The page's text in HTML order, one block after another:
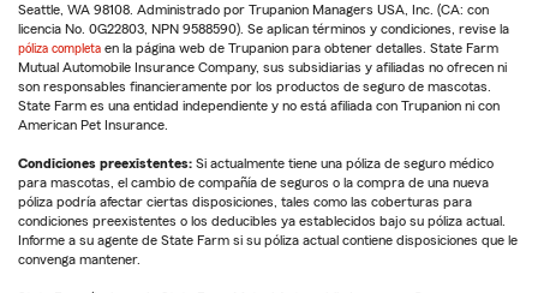
Seattle, WA 98108. Administrado por Trupanion Managers USA, Inc. (CA: con
licencia No. 0G22803, NPN 9588590). Se aplican términos y condiciones, revise la
póliza completa en la página web de Trupanion para obtener detalles. State Farm
Mutual Automobile Insurance Company, sus subsidiarias y afiliadas no ofrecen ni
son responsables financieramente por los productos de seguro de mascotas.
State Farm es una entidad independiente y no está afiliada con Trupanion ni con
American Pet Insurance.
Condiciones preexistentes: Si actualmente tiene una póliza de seguro médico
para mascotas, el cambio de compañía de seguros o la compra de una nueva
póliza podría afectar ciertas disposiciones, tales como las coberturas para
condiciones preexistentes o los deducibles ya establecidos bajo su póliza actual.
Informe a su agente de State Farm si su póliza actual contiene disposiciones que le
convenga mantener.